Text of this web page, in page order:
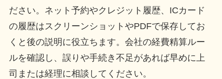
ださい。ネット予約やクレジット履歴、ICカード
の履歴はスクリーンショットやPDFで保存してお
くと後の説明に役立ちます。会社の経費精算ルー
ルを確認し、誤りや手続き不足があれば早めに上
司または経理に相談してください。